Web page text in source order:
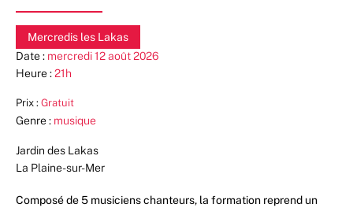
Mercredis les Lakas
Date : mercredi 12 août 2026
Heure :21h
Prix : Gratuit
Genre : musique
Jardin des Lakas
La Plaine-sur-Mer
Composé de 5 musiciens chanteurs, la formation reprend un